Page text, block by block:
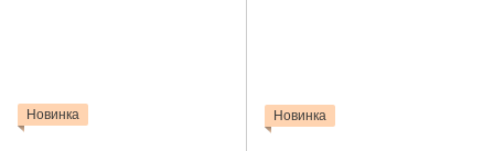
Новинка Новинка